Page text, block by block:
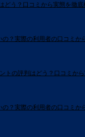
どう？口コミから実態を徹底
の？実際の利用者の口コミか
トの評判はどう？口コミから
の？実際の利用者の口コミか